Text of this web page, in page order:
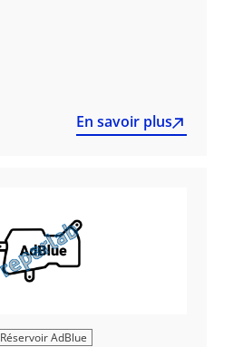
En savoir plus
Réservoir AdBlue